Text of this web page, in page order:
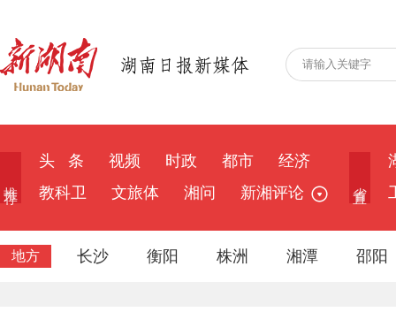
头 条 视频 时政 都市
经济
教科卫
文旅体 湘问 新湘评论
地方 长沙 衡阳 株洲 湘潭 邵阳